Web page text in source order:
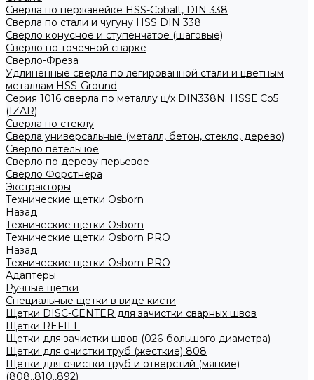
Сверла по нержавейке HSS-Cobalt, DIN 338
Сверла по стали и чугуну HSS DIN 338
Сверло конусное и ступенчатое (шаговые)
Сверло по точечной сварке
Сверло-Фреза
Удлиненные сверла по легированной стали и цветным
металлам HSS-Ground
Серия 1016 сверла по металлу ц/х DIN338N; HSSЕ Со5
(IZAR)
Сверла по стеклу
Сверла универсальные (металл, бетон, стекло, дерево)
Сверло петельное
Сверло по дереву перьевое
Сверло Форстнера
Экстракторы
Технические щетки Osborn
Назад
Технические щетки Osborn
Технические щетки Osborn PRO
Назад
Технические щетки Osborn PRO
Адаптеры
Ручные щетки
Специальные щетки в виде кисти
Щетки DISC-CENTER для зачистки сварных швов
Щетки REFILL
Щетки для зачистки швов (026-большого диаметра)
Щетки для очистки труб (жесткие) 808
Щетки для очистки труб и отверстий (мягкие)
(808.,810.,892)